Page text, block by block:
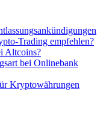
Trading empfehlen?
Altcoins?
bei Onlinebank
Kryptowährungen